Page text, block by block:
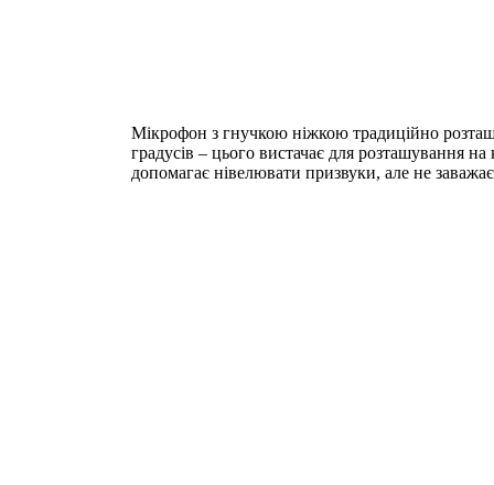
Мікрофон з гнучкою ніжкою традиційно
градусів – цього вистачає для розташування
допомагає нівелювати призвуки, але не заважає